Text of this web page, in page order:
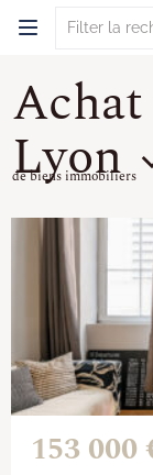
Lyon
de biens immobiliers
153 000